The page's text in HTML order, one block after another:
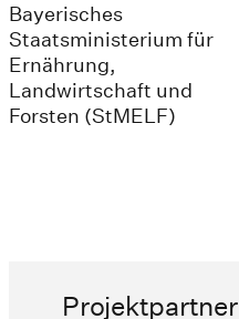
Bayerisches
Staatsministerium für
Ernährung,
Landwirtschaft und
Forsten (StMELF)
Projektpartner